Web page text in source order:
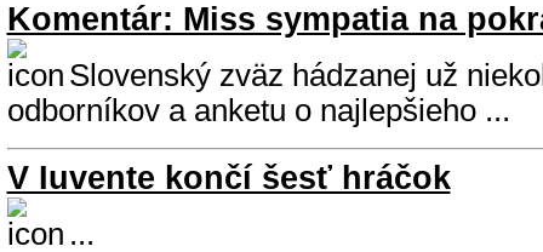
Komentár: Miss sympatia na
Slovenský zväz hádzanej už
odborníkov a anketu o najlepšieho ...
V Iuvente končí šesť hráčok
...